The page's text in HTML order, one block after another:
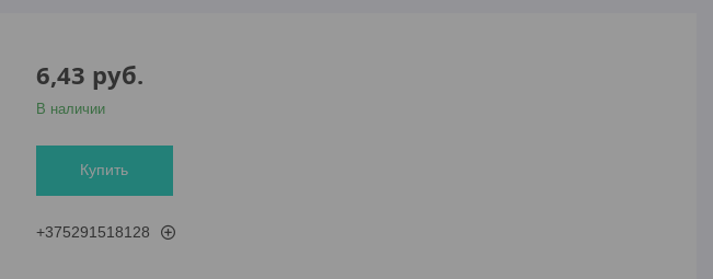
6,43 руб.
В наличии
Купить
+375291518128